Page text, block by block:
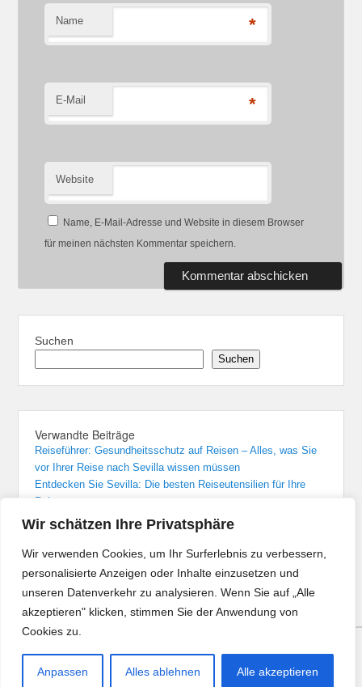
Wir schätzen Ihre Privatsphäre
Wir verwenden Cookies, um Ihr Surferlebnis zu verbessern,
personalisierte Anzeigen oder Inhalte einzusetzen und
unseren Datenverkehr zu analysieren. Wenn Sie auf „Alle
akzeptieren" klicken, stimmen Sie der Anwendung von
Cookies zu.
Anpassen Alles ablehnen Alle akzeptieren
Name *
E-Mail *
Website
Name, E-Mail-Adresse und Website in diesem Browser
für meinen nächsten Kommentar speichern.
Suchen
Suchen
Verwandte Beiträge
Reiseführer: Gesundheitsschutz auf Reisen – Alles, was Sie
vor Ihrer Reise nach Sevilla wissen müssen
Entdecken Sie Sevilla: Die besten Reiseutensilien für Ihre
Reise
Sevilla: Unvergessliche Übernachtungen in den besten Hotels
Von Madrid nach Sevilla: Der bequemste Zugreise-Guide
Flughafenführer und Reisetipps für Flüge nach Sevilla
Copyright © 2026Reisen Angebote All Rights Reserved.
Theme: Catch Evolution by
Catch Themes